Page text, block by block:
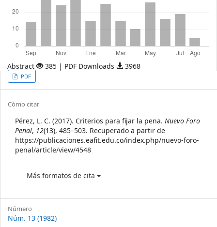
Abstract 385 | PDF Downloads 3968
Article
Sidebar
PDF
Article
Details
Cómo citar
Pérez, L. C. (2017). Criterios para fijar la pena. Nuevo Foro
Penal, 12(13), 485–503. Recuperado a partir de
https://publicaciones.eafit.edu.co/index.php/nuevo-foro-
penal/article/view/4548
Más formatos de cita
Número
Núm. 13 (1982)